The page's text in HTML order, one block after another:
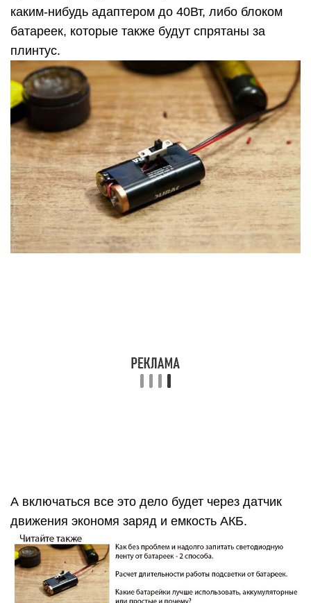
каким-нибудь адаптером до 40Вт, либо блоком
батареек, которые также будут спрятаны за
плинтус.
светодиоды могут вполне просматриваться.